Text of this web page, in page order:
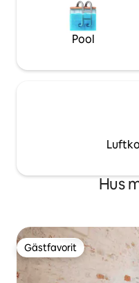
Pool
Hus
Gästfavorit
Gästfavorit